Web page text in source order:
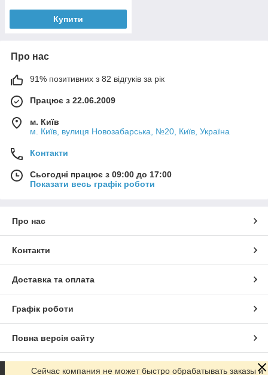
Купити
Про нас
91% позитивних з 82 відгуків за рік
Працює з 22.06.2009
м. Київ
м. Київ, вулиця Новозабарська, №20, Київ, Україна
Контакти
Сьогодні працює з 09:00 до 17:00
Показати весь графік роботи
Про нас
Контакти
Доставка та оплата
Графік роботи
Повна версія сайту
Сайт створено на маркетплейсі Prom.ua
Сейчас компания не может быстро обрабатывать заказы и